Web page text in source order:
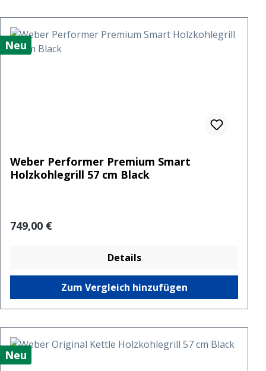
Neu
Weber Performer Premium Smart
Holzkohlegrill 57 cm Black
Regulärer Preis:
749,00 €
Details
Zum Vergleich hinzufügen
Neu